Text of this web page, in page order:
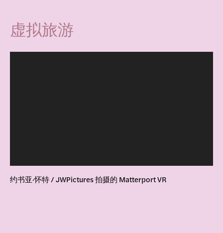
虚拟旅游
约书亚·怀特 / JWPictures 拍摄的 Matterport VR